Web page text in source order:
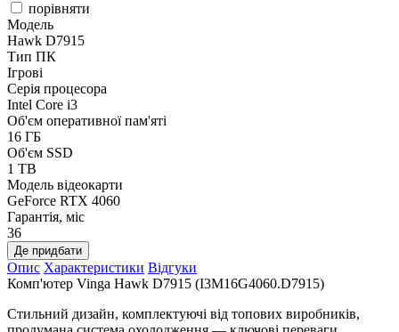
порівняти
Модель
Hawk D7915
Тип ПК
Ігрові
Серія процесора
Intel Core i3
Об'єм оперативної пам'яті
16 ГБ
Об'єм SSD
1 TB
Модель відеокарти
GeForce RTX 4060
Гарантія, міс
36
Де придбати
Опис Характеристики Відгуки
Комп'ютер Vinga Hawk D7915 (I3M16G4060.D7915)
Стильний дизайн, комплектуючі від топових виробників,